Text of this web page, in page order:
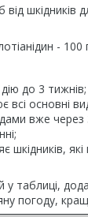
від
- 100
до 3 тижнів;
основні
вже
шкідників,
таблиці,
погоду,